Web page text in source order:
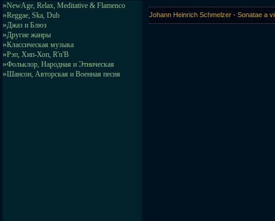
»NewAge, Relax, Meditative & Flamenco
»Reggae, Ska, Dub
»Джаз и Блюз
»Другие жанры
»Классическая музыка
»Рэп, Хип-Хоп, R'n'B
»Фольклор, Народная и Этническая
»Шансон, Авторская и Военная песня
Johann Heinrich Schmelzer - Sonatae a